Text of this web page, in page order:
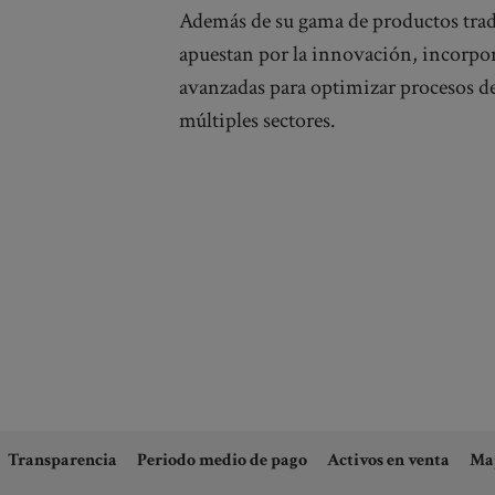
Además de su gama de productos
apuestan por la innovación,
avanzadas para optimizar procesos
múltiples sectores.
Transparencia Periodo medio de pago Activos en venta